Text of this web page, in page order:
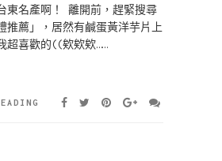
東名產啊！ 離開前，趕緊搜尋
推薦」，居然有鹹蛋黃洋芋片上
超喜歡的((欸欸欸……